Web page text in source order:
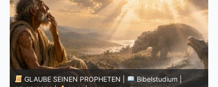
GLAUBE SEINEN PROPHETEN |
Bibelstudium |